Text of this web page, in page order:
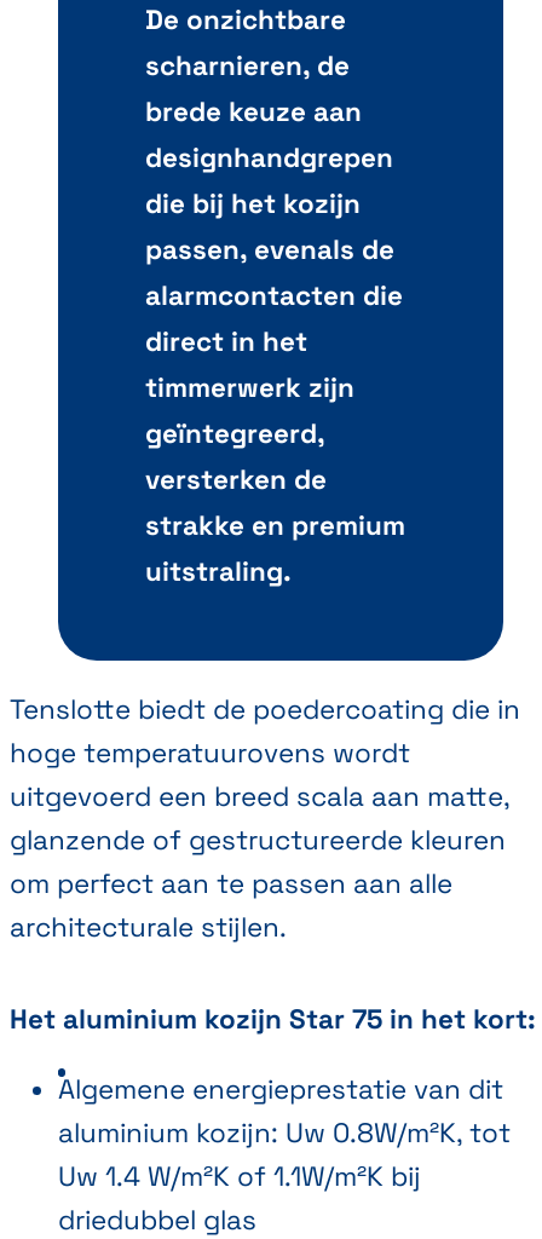
De onzichtbare
scharnieren, de
brede keuze aan
designhandgrepen
die bij het kozijn
passen, evenals de
alarmcontacten die
direct in het
timmerwerk zijn
geïntegreerd,
versterken de
strakke en premium
uitstraling.
Tenslotte biedt de poedercoating die in
hoge temperatuurovens wordt
uitgevoerd een breed scala aan matte,
glanzende of gestructureerde kleuren
om perfect aan te passen aan alle
architecturale stijlen.
Het aluminium kozijn Star 75 in het kort:
Algemene energieprestatie van dit
aluminium kozijn: Uw 0.8W/m²K, tot
Uw 1.4 W/m²K of 1.1W/m²K bij
driedubbel glas